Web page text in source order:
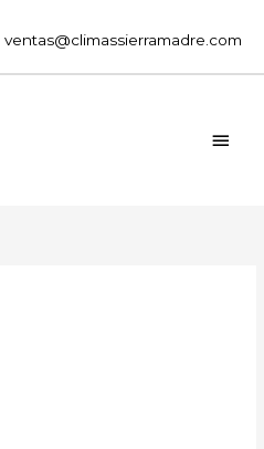
ventas@climassierramadre.com